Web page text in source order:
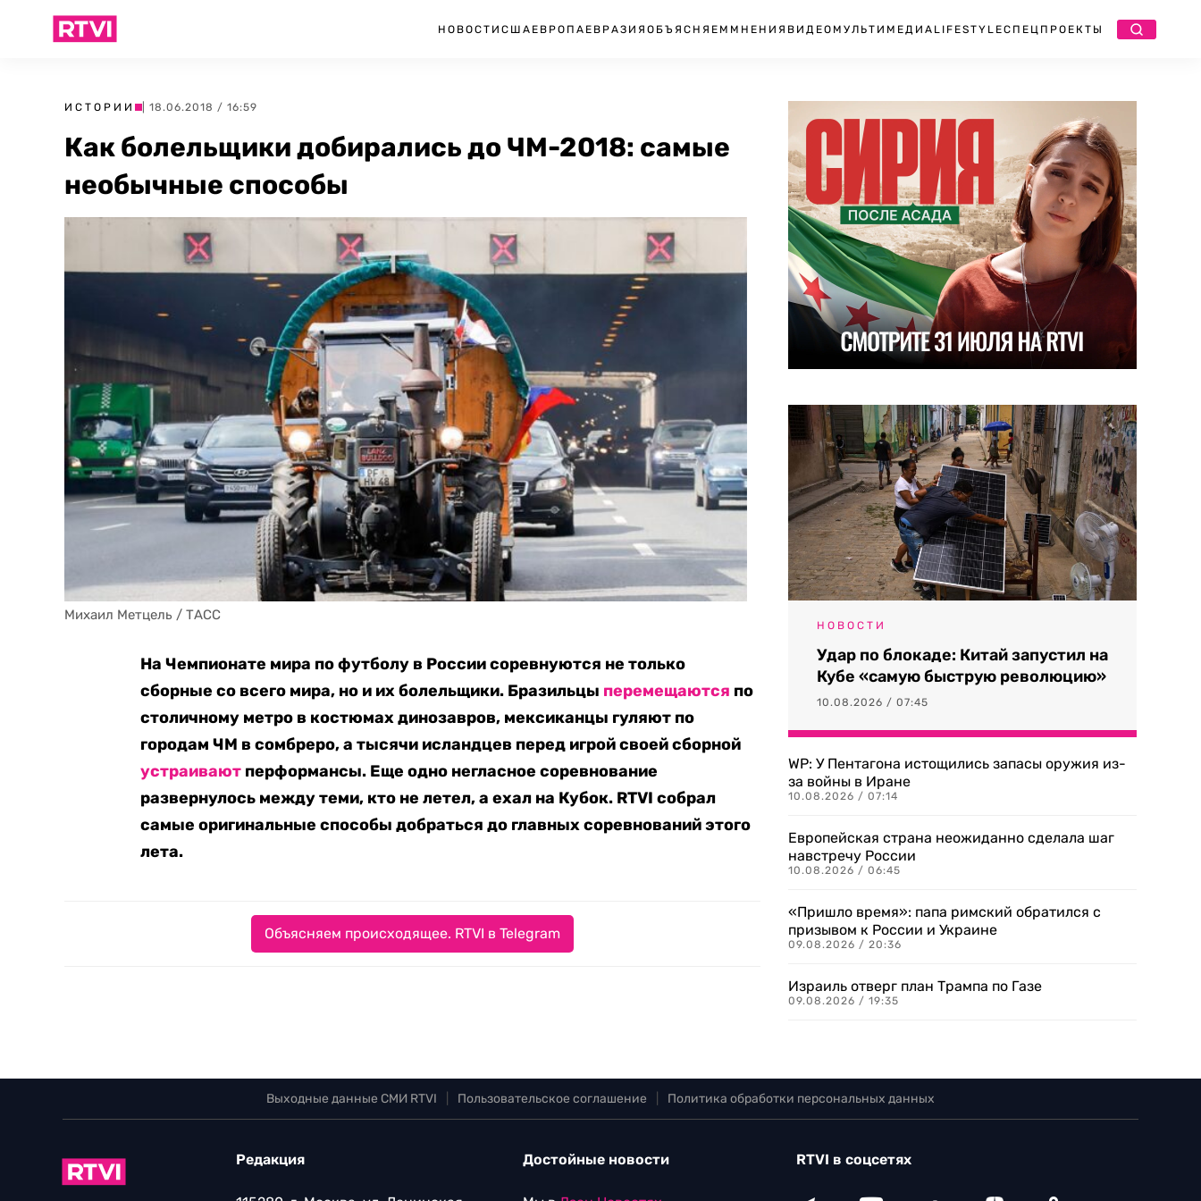
НОВОСТИ США ЕВРОПА ЕВРАЗИЯ ОБЪЯСНЯЕМ МНЕНИЯ ВИДЕО МУЛЬТИМЕДИА LIFESTYLEСПЕЦПРОЕКТЫ
ИСТОРИИ | 18.06.2018 / 16:59
Как болельщики добирались до ЧМ-2018: самые
необычные способы
Михаил Метцель / ТАСС
На Чемпионате мира по футболу в России соревнуются не только
сборные со всего мира, но и их болельщики. Бразильцы перемещаются по
столичному метро в костюмах динозавров, мексиканцы гуляют по
городам ЧМ в сомбреро, а тысячи исландцев перед игрой своей сборной
устраивают перформансы. Еще одно негласное соревнование
развернулось между теми, кто не летел, а ехал на Кубок. RTVI собрал
самые оригинальные способы добраться до главных соревнований этого
лета.
Объясняем происходящее. RTVI в Telegram
НОВОСТИ
Удар по блокаде: Китай запустил на
Кубе «самую быструю революцию»
10.08.2026 / 07:45
WP: У Пентагона истощились запасы оружия из-
за войны в Иране
10.08.2026 / 07:14
Европейская страна неожиданно сделала шаг
навстречу России
10.08.2026 / 06:45
«Пришло время»: папа римский обратился с
призывом к России и Украине
09.08.2026 / 20:36
Израиль отверг план Трампа по Газе
09.08.2026 / 19:35
Выходные данные СМИ RTVI Пользовательское соглашение Политика обработки персональных данных
Редакция Достойные новости RTVI в соцсетях